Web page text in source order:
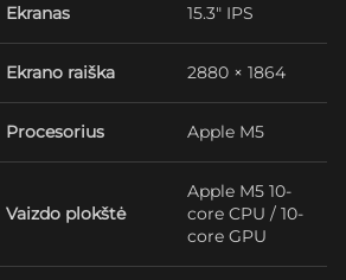
Ekranas 15.3″ IPS
Ekrano raiška 2880 × 1864
Procesorius Apple M5
Vaizdo plokštė
Apple M5 10-
core CPU / 10-
core GPU